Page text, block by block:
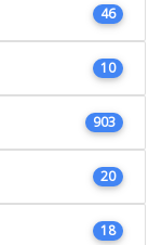
46
10
903
20
18